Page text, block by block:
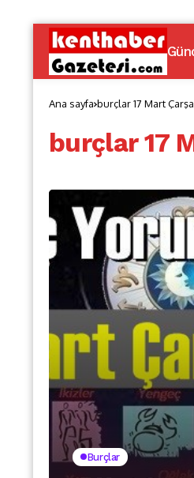
Ana sayfa burçlar 17 Mart
burçlar 17
Burçlar